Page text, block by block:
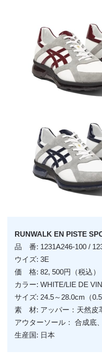
RUNWALK EN PISTE
品 番: 1231A246-100 /
ウイズ: 3E
価 格: 82, 500円（税込）
カラー: WHITE/LIE DE
サイズ: 24.5～28.0cm（
素 材: アッパー：天然皮
アウターソール： 合成底
生産国: 日本